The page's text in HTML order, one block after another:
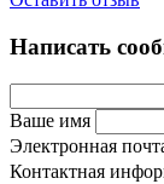
Написать
Ваше имя
Электронная
Контактная